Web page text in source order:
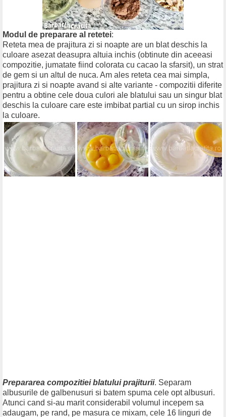
Modul de preparare al retetei:
Reteta mea de prajitura zi si noapte are un blat deschis la
culoare asezat deasupra altuia inchis (obtinute din aceeasi
compozitie, jumatate fiind colorata cu cacao la sfarsit), un strat
de gem si un altul de nuca. Am ales reteta cea mai simpla,
prajitura zi si noapte avand si alte variante - compozitii diferite
pentru a obtine cele doua culori ale blatului sau un singur blat
deschis la culoare care este imbibat partial cu un sirop inchis
la culoare.
Prepararea compozitiei blatului prajiturii. Separam
albusurile de galbenusuri si batem spuma cele opt albusuri.
Atunci cand si-au marit considerabil volumul incepem sa
adaugam, pe rand, pe masura ce mixam, cele 16 linguri de